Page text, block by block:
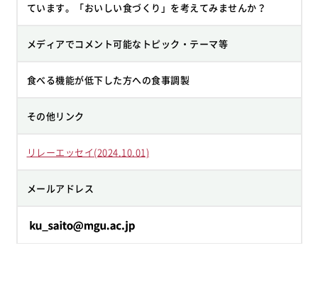
ています。「おいしい食づくり」を考えてみませんか？
メディアでコメント可能なトピック・テーマ等
食べる機能が低下した方への食事調製
その他リンク
リレーエッセイ(2024.10.01)
メールアドレス